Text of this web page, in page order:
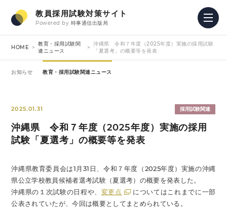
教員採用試験対策サイト
Powered by 時事通信出版局
HOME
教育・採用試験関
連ニュース
沖縄県 令和７年度（2025年度）実施の採用試験
「夏選考」の概要等を発表
お知らせ 教育・採用試験関連ニュース
2025.01.31 採用試験関連
沖縄県 令和７年度（2025年度）実施の採用
試験「夏選考」の概要等を発表
沖縄県教育委員会は1月31日、令和７年度（2025年度）実施の沖縄
県公立学校教員候補者選考試験（夏選考）の概要を発表した。
沖縄県の１次試験の日程や、 変更点
についてはこれまでに一部
公表されていたが、今回は概要としてまとめられている。